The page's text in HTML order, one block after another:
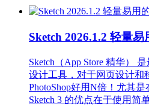
Sketch 2026.1.2 轻量
Sketch（App Store 精华）
设计工具，对于网页设计和
PhotoShop好用N倍！尤其
Sketch 3 的优点在于使用简